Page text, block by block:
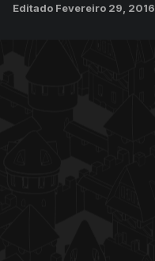
Editado Fevereiro 29, 2016